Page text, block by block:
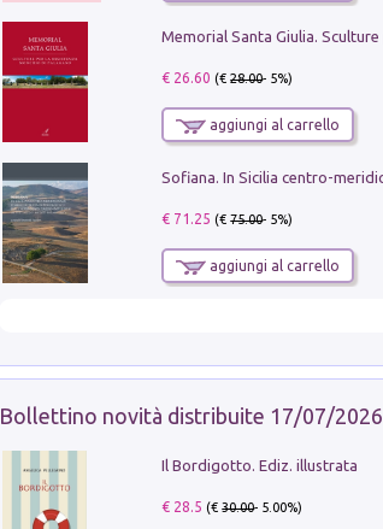
€ 26.60 (€28.00- 5%)
aggiungi al carrello
€ 71.25 (€75.00- 5%)
aggiungi al carrello
Bollettino novità distribuite 17/07/2026
Il Bordigotto. Ediz. illustrata
€ 28.5 (€30.00- 5.00%)